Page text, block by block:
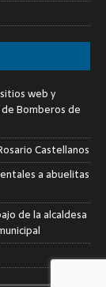
web y
Bomberos de
Castellanos
a abuelitas
de la alcaldesa